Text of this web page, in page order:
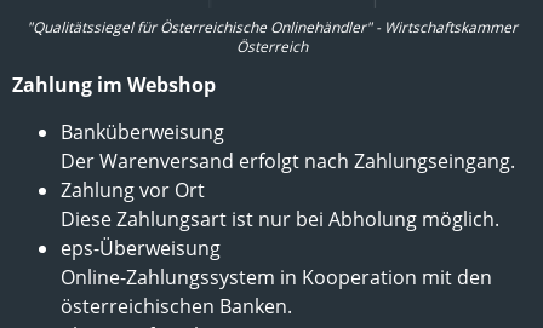
"Qualitätssiegel für Österreichische Onlinehändler" - Wirtschaftskammer
Österreich
Zahlung im Webshop
Banküberweisung
Der Warenversand erfolgt nach Zahlungseingang.
Zahlung vor Ort
Diese Zahlungsart ist nur bei Abholung möglich.
eps-Überweisung
Online-Zahlungssystem in Kooperation mit den
österreichischen Banken.